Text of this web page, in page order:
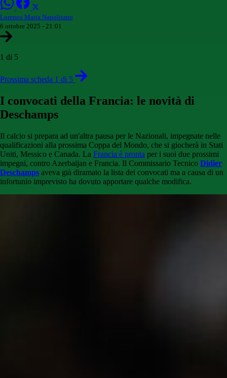
Lorenzo Maria Napolitano
6 ottobre 2025 - 21:01
1 di 5
Prossima scheda 1 di 5
I convocati della Francia: le novità di
Deschamps
Il calcio si prepara ad un'altra pausa per le Nazionali, impegnate nelle
qualificazioni alla prossima Coppa del Mondo, che si giocherà in Stati
Uniti, Messico e Canada. La Francia è pronta per i suoi due prossimi
impegni, contro Azerbaijan e Francia. Il Commissario Tecnico Didier
Deschamps aveva già diramato la lista dei convocati ma a causa di un
infortunio imprevisto ha dovuto apportare qualche modifica.